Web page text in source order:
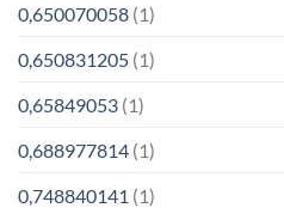
0,650070058 (1)
0,650831205 (1)
0,65849053 (1)
0,688977814 (1)
0,748840141 (1)